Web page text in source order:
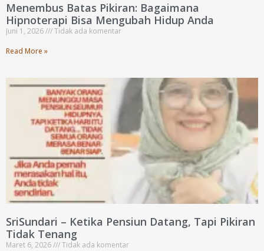
Menembus Batas Pikiran: Bagaimana
Hipnoterapi Bisa Mengubah Hidup Anda
Juni 1, 2026
Tidak ada komentar
Read More »
SriSundari – Ketika Pensiun Datang, Tapi Pikiran
Tidak Tenang
Maret 6, 2026
Tidak ada komentar